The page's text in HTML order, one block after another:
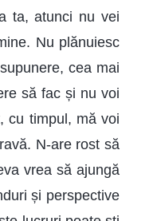
ta, atunci nu vei
Nu plănuiesc
cea mai
să fac și nu voi
cu timpul, mă voi
N-are rost să
vrea să ajungă
și perspective